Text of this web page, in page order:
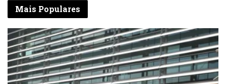
Mais Populares